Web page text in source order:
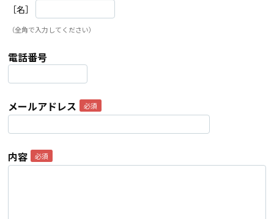
［名］
（全角で入力してください）
電話番号
メールアドレス
内容